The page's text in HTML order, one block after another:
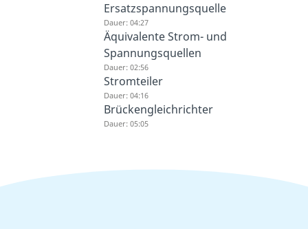
Ersatzspannungsquelle
Dauer: 04:27
Äquivalente Strom- und
Spannungsquellen
Dauer: 02:56
Stromteiler
Dauer: 04:16
Brückengleichrichter
Dauer: 05:05